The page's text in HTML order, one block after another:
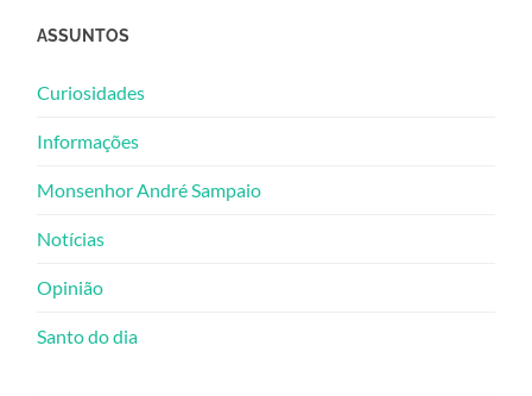
ASSUNTOS
Curiosidades
Informações
Monsenhor André Sampaio
Notícias
Opinião
Santo do dia